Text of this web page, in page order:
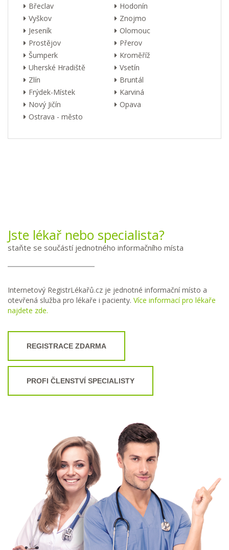
Břeclav
Hodonín
Vyškov
Znojmo
Jeseník
Olomouc
Prostějov
Přerov
Šumperk
Kroměříž
Uherské Hradiště
Vsetín
Zlín
Bruntál
Frýdek-Místek
Karviná
Nový Jičín
Opava
Ostrava - město
Jste lékař nebo specialista?
staňte se součástí jednotného informačního místa
Internetový RegistrLékařů.cz je jednotné informační místo a
otevřená služba pro lékaře i pacienty. Více informací pro lékaře
najdete zde.
REGISTRACE ZDARMA
PROFI ČLENSTVÍ SPECIALISTY